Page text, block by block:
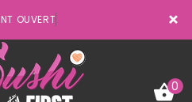
×
OUVERT
0